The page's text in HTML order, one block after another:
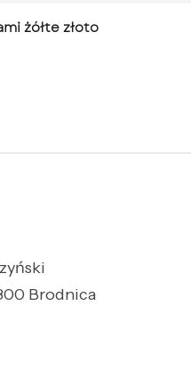
żółte złoto
Brodnica